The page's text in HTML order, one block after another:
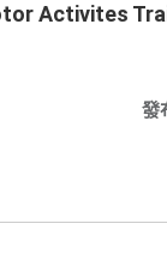
Activites
發